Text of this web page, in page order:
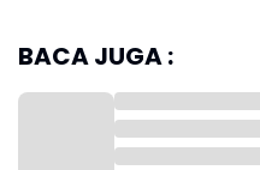
BACA JUGA :